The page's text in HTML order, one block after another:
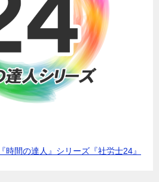
『時間の達人』シリーズ『社労士24』